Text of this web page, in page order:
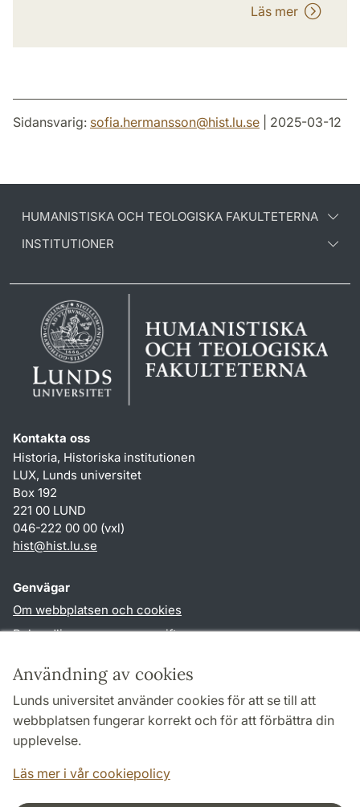
Användning av cookies
Lunds universitet använder cookies för att se till att
webbplatsen fungerar korrekt och för att förbättra din
upplevelse.
Läs mer i vår cookiepolicy
Läs mer
Sidansvarig: sofia.hermansson@hist.lu.se | 2025-03-12
HUMANISTISKA OCH TEOLOGISKA FAKULTETERNA
INSTITUTIONER
Kontakta oss
Historia, Historiska institutionen
LUX, Lunds universitet
Box 192
221 00 LUND
046-222 00 00 (vxl)
hist@hist.lu.se
Genvägar
Om webbplatsen och cookies
Behandling av personuppgifter
TYPO3-login
Följ oss i sociala medier